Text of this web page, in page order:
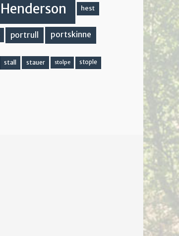
Henderson hest
portrull portskinne
stall stauer stolpe stople